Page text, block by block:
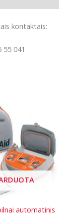
kontaktais:
55 041
automatinis